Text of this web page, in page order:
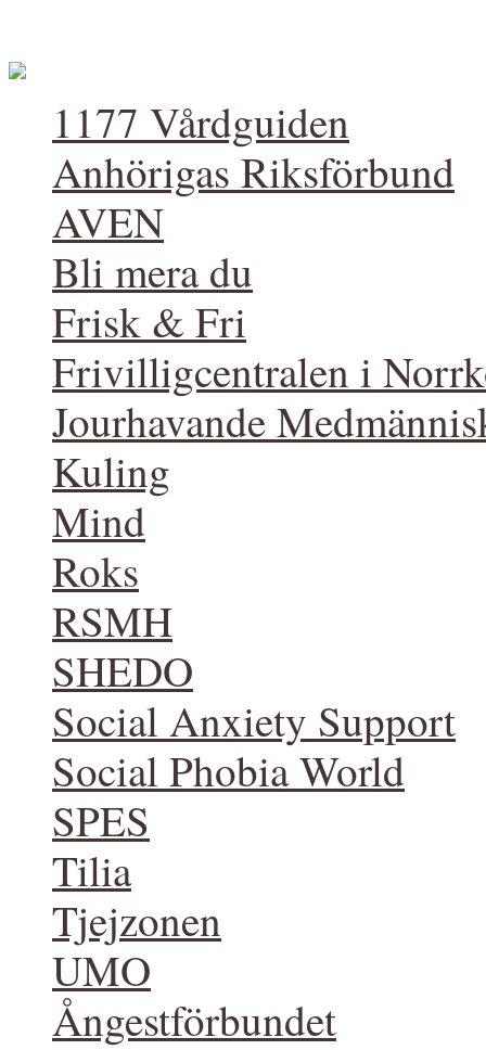
1177 Vårdguiden
Anhörigas Riksförbund
AVEN
Bli mera du
Frisk & Fri
Frivilligcentralen i
Jourhavande
Kuling
Mind
Roks
RSMH
SHEDO
Social Anxiety Support
Social Phobia World
SPES
Tilia
Tjejzonen
UMO
Ångestförbundet